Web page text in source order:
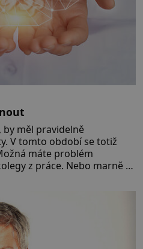
by měl pravidelně
V tomto období se totiž
máte problém
z práce. Nebo marně v